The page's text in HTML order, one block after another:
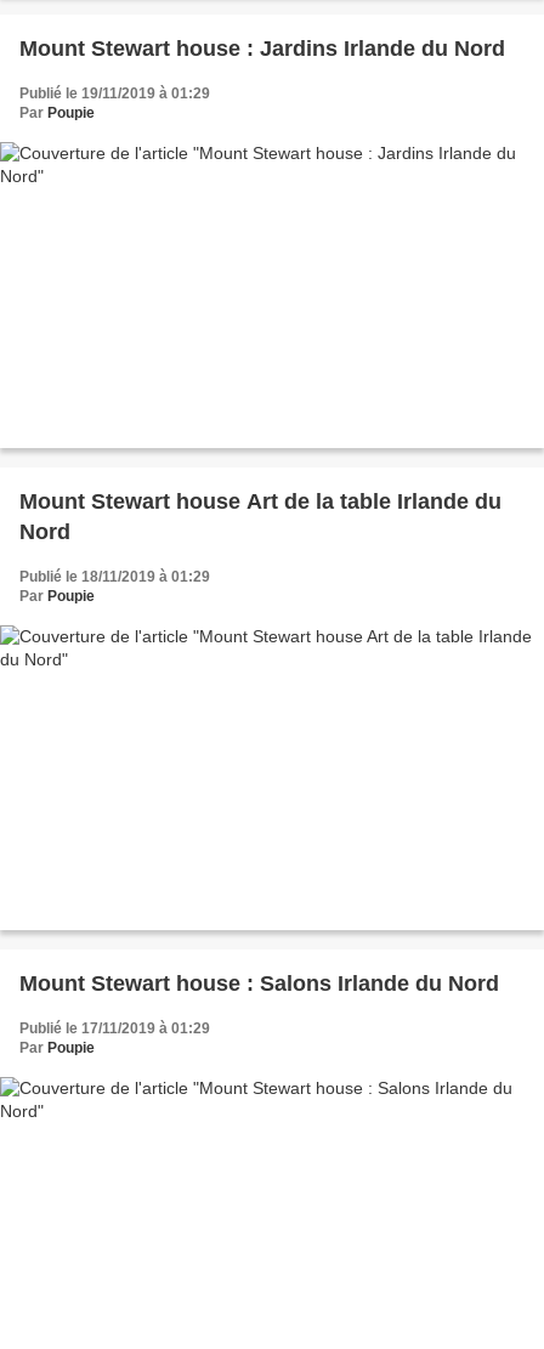
Mount Stewart house : Jardins Irlande du Nord
Publié le 19/11/2019 à 01:29
Par Poupie
Mount Stewart house Art de la table Irlande du
Nord
Publié le 18/11/2019 à 01:29
Par Poupie
Mount Stewart house : Salons Irlande du Nord
Publié le 17/11/2019 à 01:29
Par Poupie